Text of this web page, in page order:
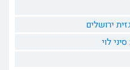
ירושלים
לוי